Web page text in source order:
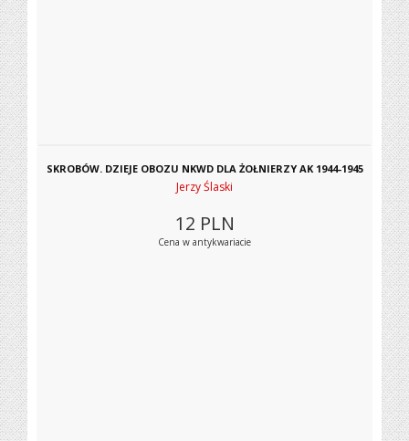
SKROBÓW. DZIEJE OBOZU NKWD DLA ŻOŁNIERZY AK 1944-1945
Jerzy Ślaski
12 PLN
Cena w antykwariacie